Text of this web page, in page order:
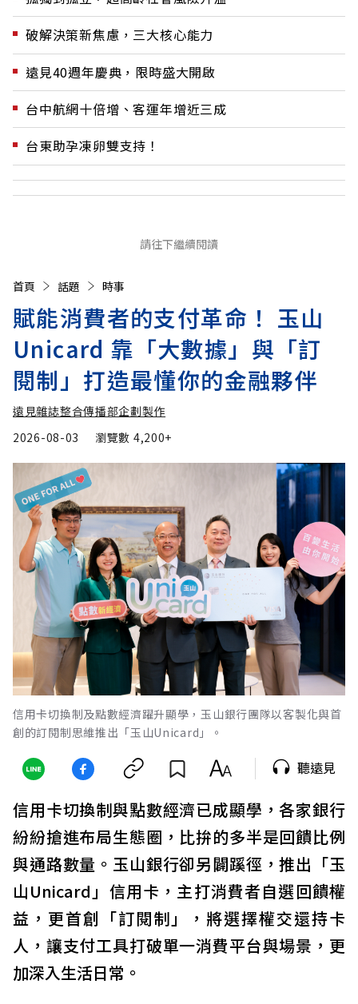
破解決策新焦慮，三大核心能力
遠見40週年慶典，限時盛大開啟
台中航網十倍增、客運年增近三成
台東助孕凍卵雙支持！
請往下繼續閱讀
首頁 話題 時事
賦能消費者的支付革命！ 玉山
Unicard 靠「大數據」與「訂
閱制」打造最懂你的金融夥伴
遠見雜誌整合傳播部企劃製作
2026-08-03
瀏覽數 4,200+
信用卡切換制及點數經濟躍升顯學，玉山銀行團隊以客製化與首
創的訂閱制思維推出「玉山Unicard」。
聽遠見
信用卡切換制與點數經濟已成顯學，各家銀行
紛紛搶進布局生態圈，比拚的多半是回饋比例
與通路數量。玉山銀行卻另闢蹊徑，推出「玉
山Unicard」信用卡，主打消費者自選回饋權
益，更首創「訂閱制」，將選擇權交還持卡
人，讓支付工具打破單一消費平台與場景，更
加深入生活日常。